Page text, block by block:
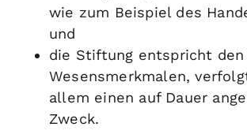
wie zum Beispiel des
und
die Stiftung entspricht den
Wesensmerkmalen,
allem einen auf Dauer
Zweck.